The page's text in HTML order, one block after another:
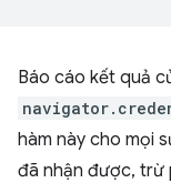
Báo cáo kết quả
hàm này cho mọi
đã nhận được, trừ